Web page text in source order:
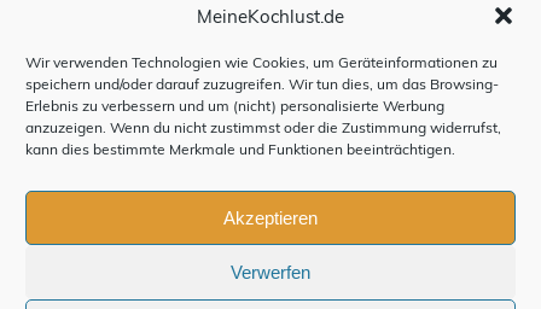
MeineKochlust.de
Wir verwenden Technologien wie Cookies, um Geräteinformationen zu
speichern und/oder darauf zuzugreifen. Wir tun dies, um das Browsing-
Erlebnis zu verbessern und um (nicht) personalisierte Werbung
anzuzeigen. Wenn du nicht zustimmst oder die Zustimmung widerrufst,
kann dies bestimmte Merkmale und Funktionen beeinträchtigen.
Akzeptieren
Verwerfen